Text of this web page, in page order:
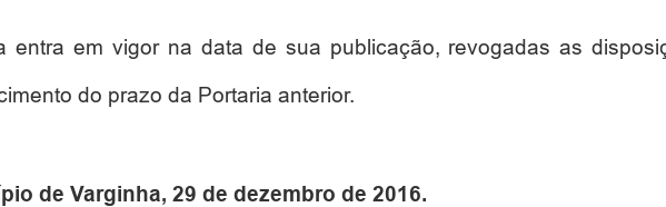
entra em vigor na data de sua publicação, revogadas as
do prazo da Portaria anterior.
de Varginha, 29 de dezembro de 2016.